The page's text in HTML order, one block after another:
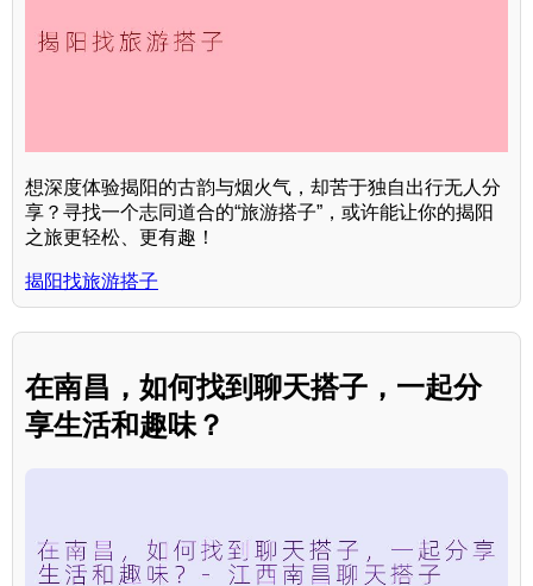
想深度体验揭阳的古韵与烟火气，却苦于独自出行无人分
享？寻找一个志同道合的“旅游搭子”，或许能让你的揭阳
之旅更轻松、更有趣！
揭阳找旅游搭子
在南昌，如何找到聊天搭子，一起分
享生活和趣味？